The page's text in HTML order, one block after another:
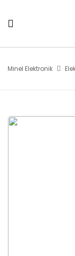
Minel Elektronik